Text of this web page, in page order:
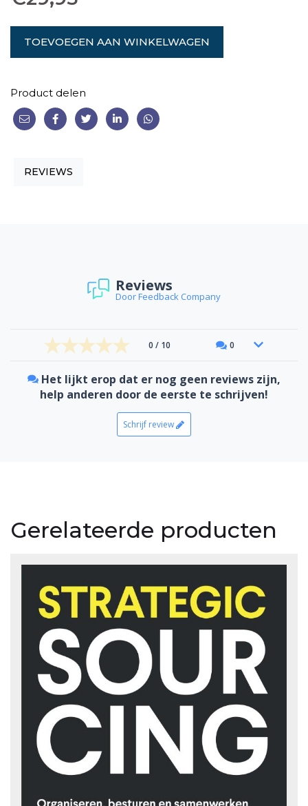
TOEVOEGEN AAN WINKELWAGEN
Product delen
REVIEWS
Reviews
Door Feedback Company
0 / 10 0
Het lijkt erop dat er nog geen reviews zijn,
help anderen door de eerste te schrijven!
Schrijf review
Gerelateerde producten